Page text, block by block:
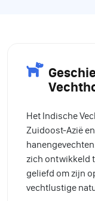
Het Indische
Zuidoost-Azië
zich ontwikkeld
geliefd om zijn
vechtlustige